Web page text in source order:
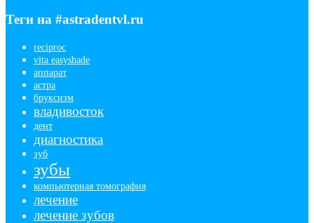
Теги на #astradentvl.ru
reciproc
vita easyshade
аппарат
астра
бруксизм
владивосток
дент
диагностика
зуб
зубы
компьютерная томография
лечение
лечение зубов